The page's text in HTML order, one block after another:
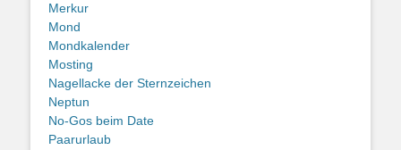
Merkur
Mond
Mondkalender
Mosting
Nagellacke der Sternzeichen
Neptun
No-Gos beim Date
Paarurlaub